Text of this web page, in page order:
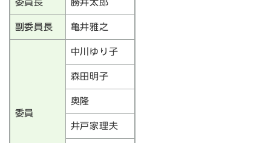
委員長 勝井太郎
副委員長 亀井雅之
委員
中川ゆり子
森田明子
奥隆
井戸家理夫